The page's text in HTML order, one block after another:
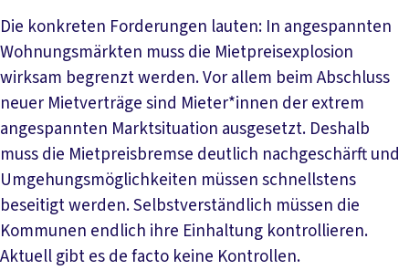
Die konkreten Forderungen lauten: In angespannten
Wohnungsmärkten muss die Mietpreisexplosion
wirksam begrenzt werden. Vor allem beim Abschluss
neuer Mietverträge sind Mieter*innen der extrem
angespannten Marktsituation ausgesetzt. Deshalb
muss die Mietpreisbremse deutlich nachgeschärft und
Umgehungsmöglichkeiten müssen schnellstens
beseitigt werden. Selbstverständlich müssen die
Kommunen endlich ihre Einhaltung kontrollieren.
Aktuell gibt es de facto keine Kontrollen.